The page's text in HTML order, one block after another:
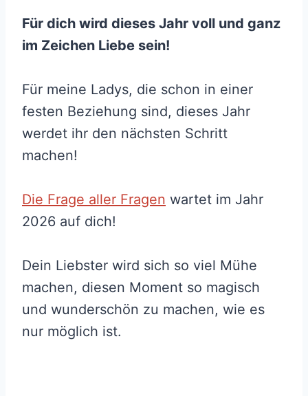
Für dich wird dieses Jahr voll und ganz
im Zeichen Liebe sein!
Für meine Ladys, die schon in einer
festen Beziehung sind, dieses Jahr
werdet ihr den nächsten Schritt
machen!
Die Frage aller Fragen wartet im Jahr
2026 auf dich!
Dein Liebster wird sich so viel Mühe
machen, diesen Moment so magisch
und wunderschön zu machen, wie es
nur möglich ist.